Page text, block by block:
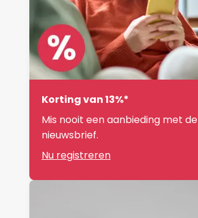
Korting van 13%*
Mis nooit een aanbieding met de
nieuwsbrief.
Nu registreren